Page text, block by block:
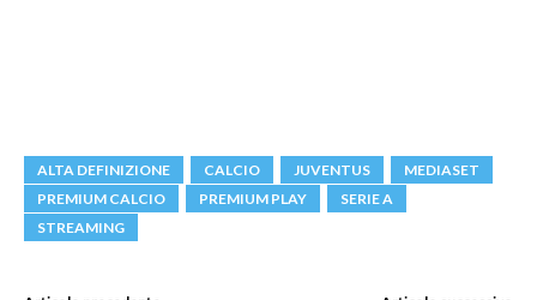
ALTA DEFINIZIONE CALCIO JUVENTUS
MEDIASET
PREMIUM CALCIO
PREMIUM PLAY
SERIE A
STREAMING